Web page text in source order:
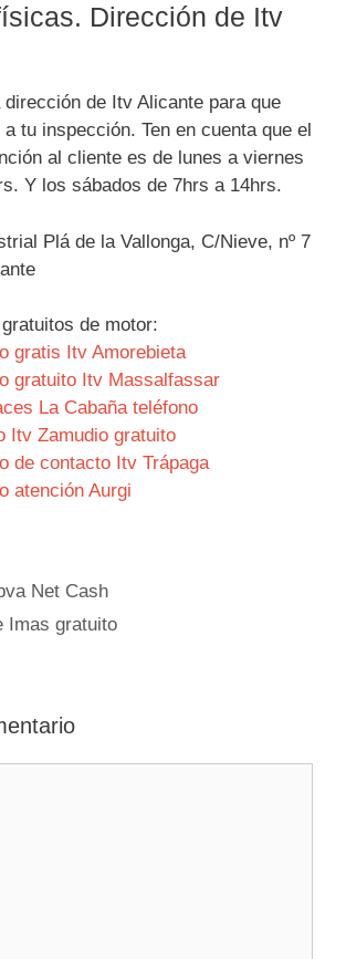
Dirección de Itv
dirección de Itv Alicante para que
tu inspección. Ten en cuenta que el
al cliente es de lunes a viernes
Y los sábados de 7hrs a 14hrs.
Plá de la Vallonga, C/Nieve, nº 7
de motor:
gratis Itv Amorebieta
gratuito Itv Massalfassar
La Cabaña teléfono
Itv Zamudio gratuito
de contacto Itv Trápaga
atención Aurgi
Net Cash
Imas gratuito